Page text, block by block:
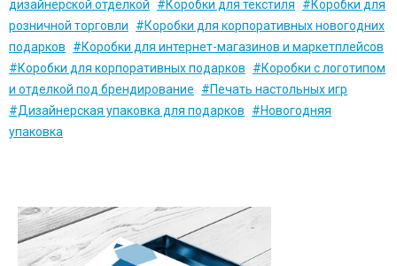
дизайнерской отделкой
#Коробки для текстиля
#Коробки для
розничной торговли
#Коробки для корпоративных новогодних
подарков
#Коробки для интернет-магазинов и маркетплейсов
#Коробки для корпоративных подарков
#Коробки с логотипом
и отделкой под брендирование
#Печать настольных игр
#Дизайнерская упаковка для подарков
#Новогодняя
упаковка